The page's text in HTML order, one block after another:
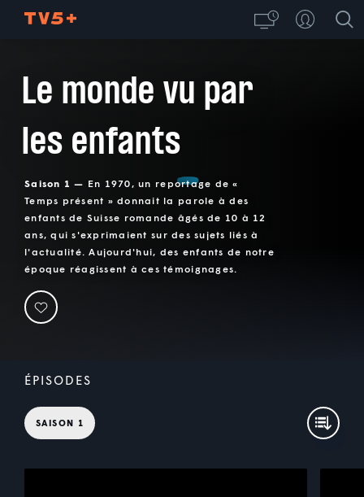
Le monde vu par
les enfants
Saison 1 — En 1970, un reportage de «
Temps présent » donnait la parole à des
enfants de Suisse romande âgés de 10 à 12
ans, qui s'exprimaient sur des sujets liés à
l'actualité. Aujourd'hui, des enfants de notre
époque réagissent à ces témoignages.
ÉPISODES
SAISON 1